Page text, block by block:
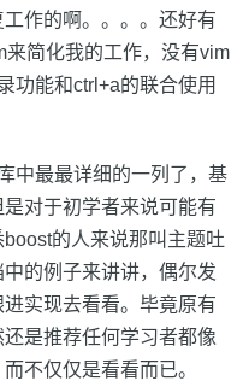
作的啊。。。。还好有
简化我的工作，没有vim
功能和ctrl+a的联合使用
中最最详细的一列了，基
对于初学者来说可能有
的人来说那叫主题吐
的例子来讲讲，偶尔发
实现去看看。毕竟原有
是推荐任何学习者都像
不仅仅是看看而已。